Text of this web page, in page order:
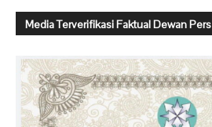
Media Terverifikasi Faktual Dewan Pers